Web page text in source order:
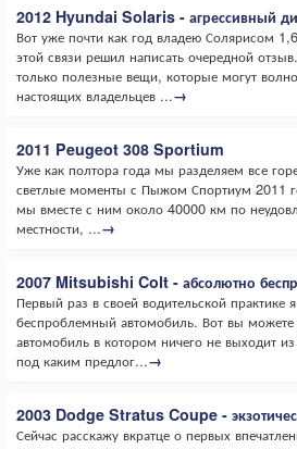
2012 Hyundai Solaris - агрессивный
Вот уже почти как год владею Солярисом
этой связи решил написать очередной
только полезные вещи, которые могут
настоящих владельцев ...→
2011 Peugeot 308 Sportium
Уже как полтора года мы разделяем все
светлые моменты с Пыжом Спортиум 2011
мы вместе с ним около 40000 км по
местности, ...→
2007 Mitsubishi Colt - абсолютно
Первый раз в своей водительской практике
беспроблемный автомобиль. Вот вы можете
автомобиль в котором ничего не выходит
под каким предлог...→
2003 Dodge Stratus Coupe -
Сейчас расскажу вкратце о первых